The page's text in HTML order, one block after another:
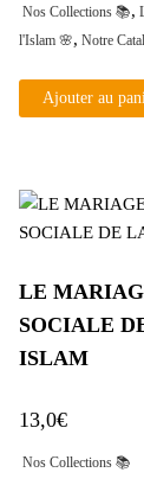
Nos Collections 📚,
l'Islam 🌸, Notre
Ajouter au
LE
SOCIALE
ISLAM
13,0€
Nos Collections 📚